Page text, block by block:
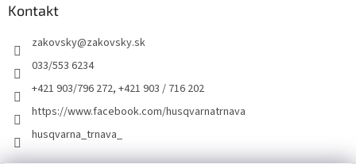
Kontakt
zakovsky@zakovsky.sk
033/553 6234
+421 903/796 272, +421 903 / 716 202
https://www.facebook.com/husqvarnatrnava
husqvarna_trnava_